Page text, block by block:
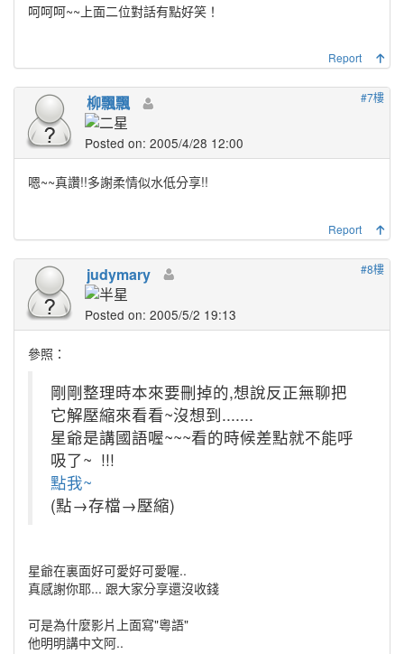
呵呵呵~~上面二位對話有點好笑！
Report
#7樓
柳飄飄
Posted on: 2005/4/28 12:00
嗯~~真讚!!多謝柔情似水低分享!!
Report
#8樓
judymary
Posted on: 2005/5/2 19:13
參照：
剛剛整理時本來要刪掉的,想說反正無聊把
它解壓縮來看看~沒想到.......
星爺是講國語喔~~~看的時候差點就不能呼
吸了~ !!!
點我~
(點→存檔→壓縮)
星爺在裏面好可愛好可愛喔..
真感謝你耶... 跟大家分享還沒收錢
可是為什麼影片上面寫"粵語"
他明明講中文阿..